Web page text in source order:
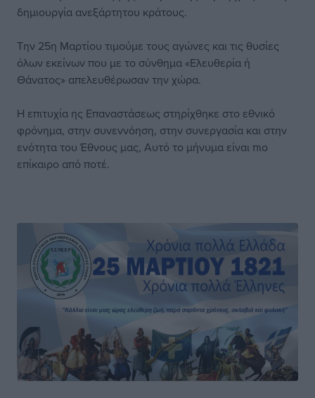
δημιουργία ανεξάρτητου κράτους.
Την 25η Μαρτίου τιμούμε τους αγώνες και τις θυσίες
όλων εκείνων που με το σύνθημα «Ελευθερία ή
Θάνατος» απελευθέρωσαν την χώρα.
Η επιτυχία ης Επαναστάσεως στηρίχθηκε στο εθνικό
φρόνημα, στην συνεννόηση, στην συνεργασία και στην
ενότητα του Έθνους μας, Αυτό το μήνυμα είναι πιο
επίκαιρο από ποτέ.